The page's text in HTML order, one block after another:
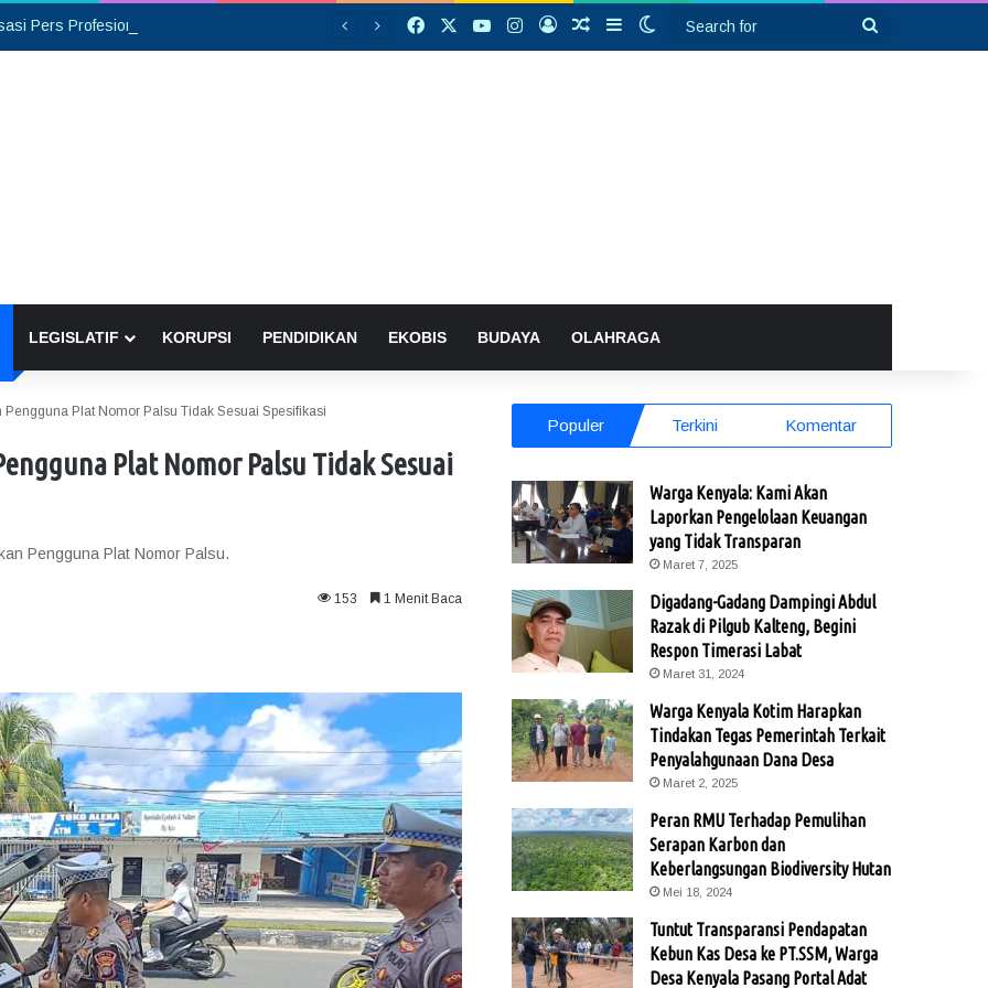
Facebook YouTubeInstagram
Log InRandom Article
SidebarSwitch skin
LEGISLATIF KORUPSI PENDIDIKAN EKOBIS BUDAYA OLAHRAGA
Pengguna Plat Nomor Palsu Tidak Sesuai Spesifikasi
Plat Nomor Palsu Tidak Sesuai
Pengguna Plat Nomor Palsu.
153 1 Menit Baca
Populer Terkini Komentar
Warga Kenyala: Kami Akan
Laporkan Pengelolaan Keuangan
yang Tidak Transparan
Maret 7, 2025
Digadang-Gadang Dampingi Abdul
Razak di Pilgub Kalteng, Begini
Respon Timerasi Labat
Maret 31, 2024
Warga Kenyala Kotim Harapkan
Tindakan Tegas Pemerintah Terkait
Penyalahgunaan Dana Desa
Maret 2, 2025
Peran RMU Terhadap Pemulihan
Serapan Karbon dan
Keberlangsungan Biodiversity Hutan
Mei 18, 2024
Tuntut Transparansi Pendapatan
Kebun Kas Desa ke PT.SSM, Warga
Desa Kenyala Pasang Portal Adat